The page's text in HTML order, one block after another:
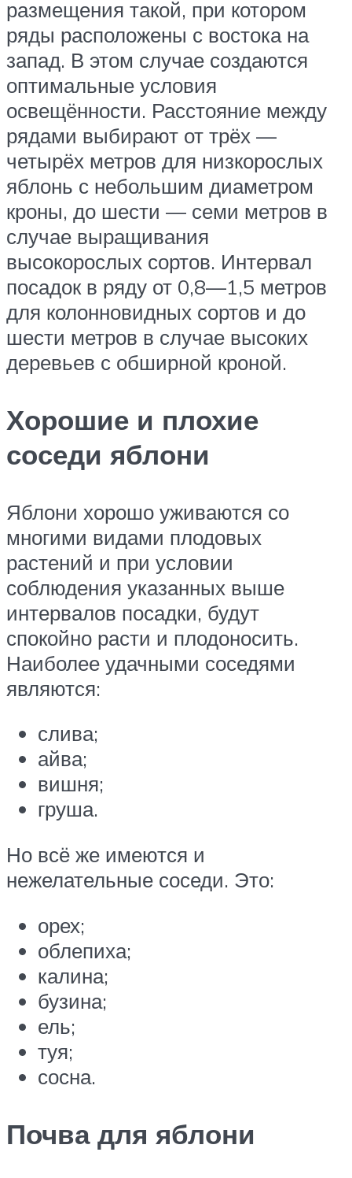
размещения такой, при котором
ряды расположены с востока на
запад. В этом случае создаются
оптимальные условия
освещённости. Расстояние между
рядами выбирают от трёх —
четырёх метров для низкорослых
яблонь с небольшим диаметром
кроны, до шести — семи метров в
случае выращивания
высокорослых сортов. Интервал
посадок в ряду от 0,8—1,5 метров
для колонновидных сортов и до
шести метров в случае высоких
деревьев с обширной кроной.
Хорошие и плохие
соседи яблони
Яблони хорошо уживаются со
многими видами плодовых
растений и при условии
соблюдения указанных выше
интервалов посадки, будут
спокойно расти и плодоносить.
Наиболее удачными соседями
являются:
слива;
айва;
вишня;
груша.
Но всё же имеются и
нежелательные соседи. Это:
орех;
облепиха;
калина;
бузина;
ель;
туя;
сосна.
Почва для яблони